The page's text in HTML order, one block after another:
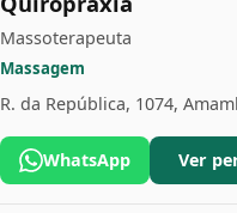
Massoterapeuta
Massagem
R. da República, 1074,
WhatsApp Ver